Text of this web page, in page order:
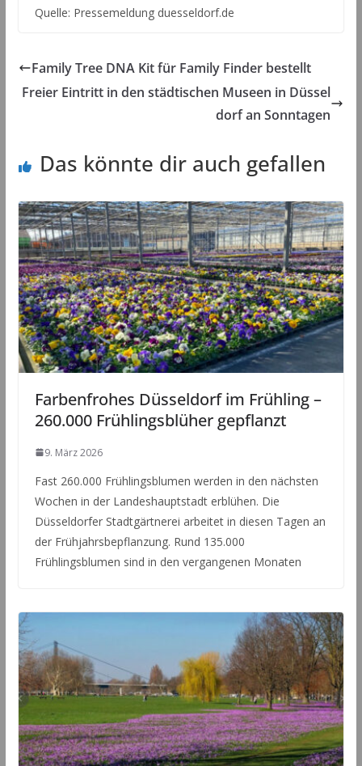
Quelle: Pressemeldung duesseldorf.de
Family Tree DNA Kit für Family Finder bestellt
Freier Eintritt in den städtischen Museen in Düssel
dorf an Sonntagen
Das könnte dir auch gefallen
Farbenfrohes Düsseldorf im Frühling –
260.000 Frühlingsblüher gepflanzt
9. März 2026
Fast 260.000 Frühlingsblumen werden in den nächsten
Wochen in der Landeshauptstadt erblühen. Die
Düsseldorfer Stadtgärtnerei arbeitet in diesen Tagen an
der Frühjahrsbepflanzung. Rund 135.000
Frühlingsblumen sind in den vergangenen Monaten